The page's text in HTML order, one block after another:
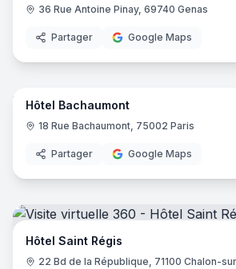
36 Rue Antoine Pinay, 69740 Genas
Partager Google Maps
Hôtel Bachaumont
18 Rue Bachaumont, 75002 Paris
Partager Google Maps
Hôtel Saint Régis
22 Bd de la République, 71100 Chalon-